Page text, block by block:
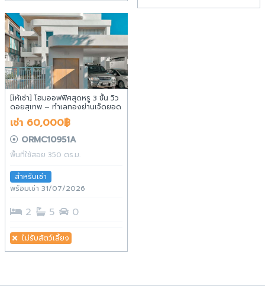
[ให้เช่า] โฮมออฟฟิศสุดหรู 3 ชั้น วิว
ดอยสุเทพ – ทำเลทองย่านเจ็ดยอด
ใกล้ห้าง MAYA เพียง 900 เมตร
เช่า 60,000฿
ORMC10951A
พื้นที่ใช้สอย 350 ตร.ม.
สำหรับเช่า
พร้อมเช่า 31/07/2026
2 5 0
ไม่รับสัตว์เลี้ยง